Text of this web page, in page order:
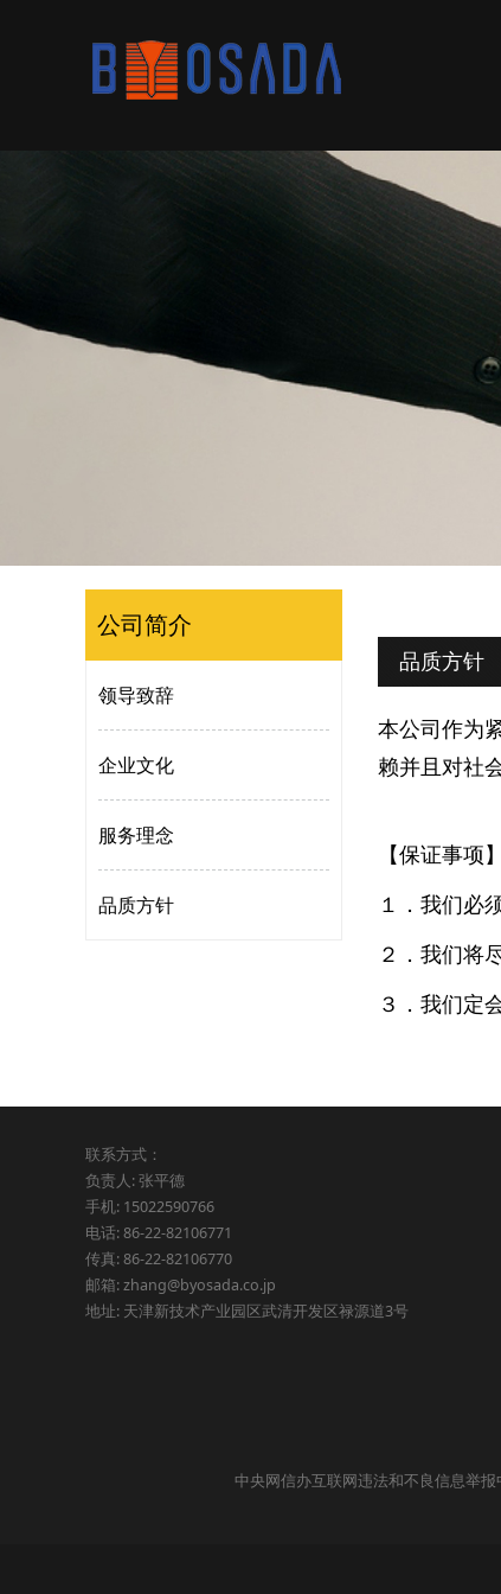
公司简介
领导致辞
企业文化
服务理念
品质方针
品质方针
本公司作为
赖并且对社
【保证事项】
１．我们必
２．我们将
３．我们定
联系方式：
负责人: 张平德
手机: 15022590766
电话: 86-22-82106771
传真: 86-22-82106770
邮箱: zhang@byosada.co.jp
地址: 天津新技术产业园区武清开发区禄源道3号
中央网信办互联网违法和不良信息举报